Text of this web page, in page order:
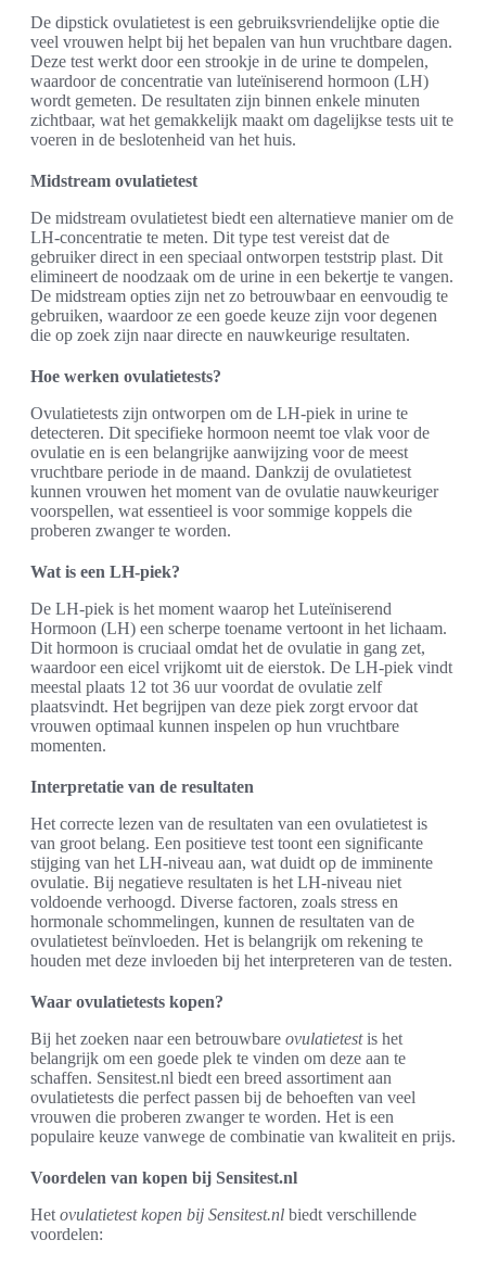
De dipstick ovulatietest is een gebruiksvriendelijke optie die
veel vrouwen helpt bij het bepalen van hun vruchtbare dagen.
Deze test werkt door een strookje in de urine te dompelen,
waardoor de concentratie van luteïniserend hormoon (LH)
wordt gemeten. De resultaten zijn binnen enkele minuten
zichtbaar, wat het gemakkelijk maakt om dagelijkse tests uit te
voeren in de beslotenheid van het huis.
Midstream ovulatietest
De midstream ovulatietest biedt een alternatieve manier om de
LH-concentratie te meten. Dit type test vereist dat de
gebruiker direct in een speciaal ontworpen teststrip plast. Dit
elimineert de noodzaak om de urine in een bekertje te vangen.
De midstream opties zijn net zo betrouwbaar en eenvoudig te
gebruiken, waardoor ze een goede keuze zijn voor degenen
die op zoek zijn naar directe en nauwkeurige resultaten.
Hoe werken ovulatietests?
Ovulatietests zijn ontworpen om de LH-piek in urine te
detecteren. Dit specifieke hormoon neemt toe vlak voor de
ovulatie en is een belangrijke aanwijzing voor de meest
vruchtbare periode in de maand. Dankzij de ovulatietest
kunnen vrouwen het moment van de ovulatie nauwkeuriger
voorspellen, wat essentieel is voor sommige koppels die
proberen zwanger te worden.
Wat is een LH-piek?
De LH-piek is het moment waarop het Luteïniserend
Hormoon (LH) een scherpe toename vertoont in het lichaam.
Dit hormoon is cruciaal omdat het de ovulatie in gang zet,
waardoor een eicel vrijkomt uit de eierstok. De LH-piek vindt
meestal plaats 12 tot 36 uur voordat de ovulatie zelf
plaatsvindt. Het begrijpen van deze piek zorgt ervoor dat
vrouwen optimaal kunnen inspelen op hun vruchtbare
momenten.
Interpretatie van de resultaten
Het correcte lezen van de resultaten van een ovulatietest is
van groot belang. Een positieve test toont een significante
stijging van het LH-niveau aan, wat duidt op de imminente
ovulatie. Bij negatieve resultaten is het LH-niveau niet
voldoende verhoogd. Diverse factoren, zoals stress en
hormonale schommelingen, kunnen de resultaten van de
ovulatietest beïnvloeden. Het is belangrijk om rekening te
houden met deze invloeden bij het interpreteren van de testen.
Waar ovulatietests kopen?
Bij het zoeken naar een betrouwbare ovulatietestis het
belangrijk om een goede plek te vinden om deze aan te
schaffen. Sensitest.nl biedt een breed assortiment aan
ovulatietests die perfect passen bij de behoeften van veel
vrouwen die proberen zwanger te worden. Het is een
populaire keuze vanwege de combinatie van kwaliteit en prijs.
Voordelen van kopen bij Sensitest.nl
Het ovulatietest kopen bij Sensitest.nl biedt verschillende
voordelen: